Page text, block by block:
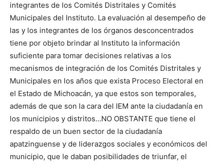
integrantes de los Comités Distritales y Comités
Municipales del Instituto. La evaluación al desempeño de
las y los integrantes de los órganos desconcentrados
tiene por objeto brindar al Instituto la información
suficiente para tomar decisiones relativas a los
mecanismos de integración de los Comités Distritales y
Municipales en los años que exista Proceso Electoral en
el Estado de Michoacán, ya que estos son temporales,
además de que son la cara del IEM ante la ciudadanía en
los municipios y distritos…NO OBSTANTE que tiene el
respaldo de un buen sector de la ciudadanía
apatzinguense y de liderazgos sociales y económicos del
municipio, que le daban posibilidades de triunfar, el